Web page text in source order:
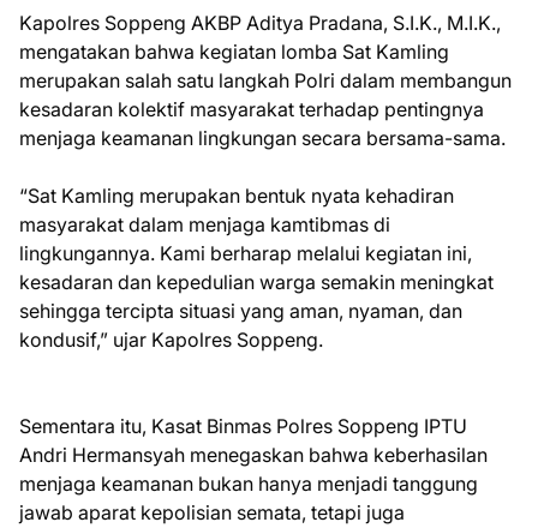
Kapolres Soppeng AKBP Aditya Pradana, S.I.K., M.I.K.,
mengatakan bahwa kegiatan lomba Sat Kamling
merupakan salah satu langkah Polri dalam membangun
kesadaran kolektif masyarakat terhadap pentingnya
menjaga keamanan lingkungan secara bersama-sama.
“Sat Kamling merupakan bentuk nyata kehadiran
masyarakat dalam menjaga kamtibmas di
lingkungannya. Kami berharap melalui kegiatan ini,
kesadaran dan kepedulian warga semakin meningkat
sehingga tercipta situasi yang aman, nyaman, dan
kondusif,” ujar Kapolres Soppeng.
Sementara itu, Kasat Binmas Polres Soppeng IPTU
Andri Hermansyah menegaskan bahwa keberhasilan
menjaga keamanan bukan hanya menjadi tanggung
jawab aparat kepolisian semata, tetapi juga